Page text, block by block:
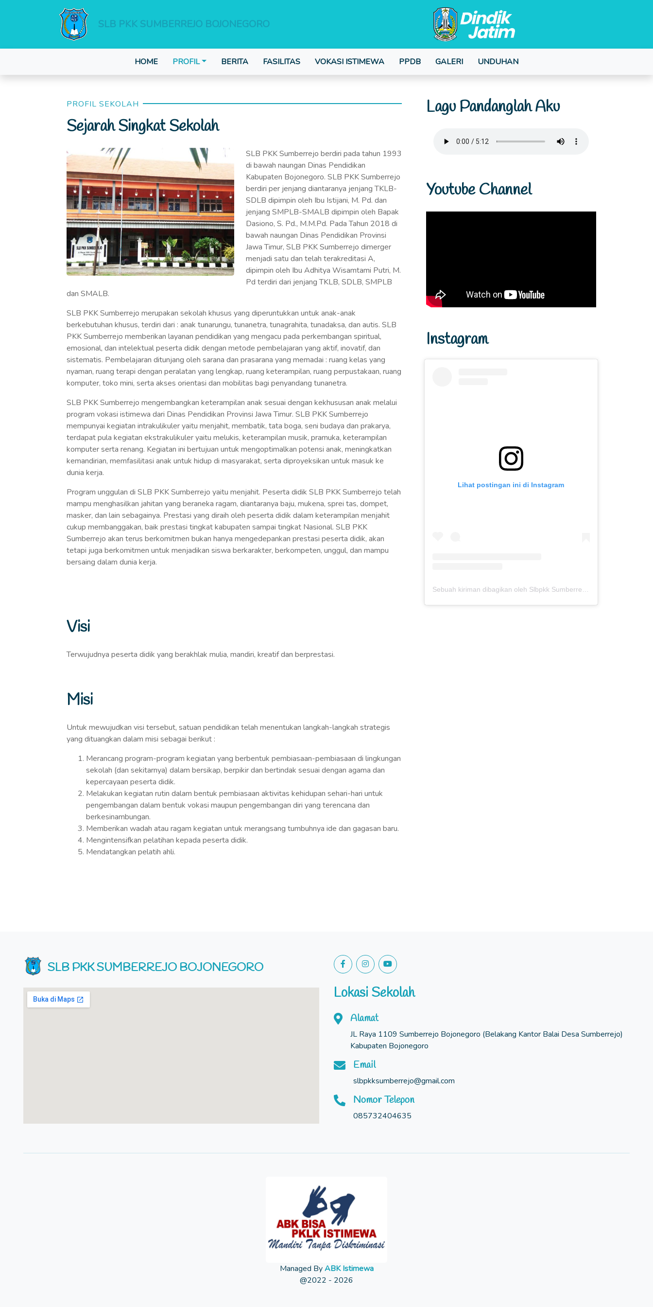
SLB PKK SUMBERREJO BOJONEGORO
HOME PROFIL BERITA FASILITAS VOKASI ISTIMEWA PPDB GALERI UNDUHAN
PROFIL SEKOLAH
Sejarah Singkat Sekolah
SLB PKK Sumberrejo berdiri pada tahun 1993
di bawah naungan Dinas Pendidikan
Kabupaten Bojonegoro. SLB PKK Sumberrejo
berdiri per jenjang diantaranya jenjang TKLB-
SDLB dipimpin oleh Ibu Istijani, M. Pd. dan
jenjang SMPLB-SMALB dipimpin oleh Bapak
Dasiono, S. Pd., M.M.Pd. Pada Tahun 2018 di
bawah naungan Dinas Pendidikan Provinsi
Jawa Timur, SLB PKK Sumberrejo dimerger
menjadi satu dan telah terakreditasi A,
dipimpin oleh Ibu Adhitya Wisamtami Putri, M.
Pd terdiri dari jenjang TKLB, SDLB, SMPLB
dan SMALB.
SLB PKK Sumberrejo merupakan sekolah khusus yang diperuntukkan untuk anak-anak
berkebutuhan khusus, terdiri dari : anak tunarungu, tunanetra, tunagrahita, tunadaksa, dan autis. SLB
PKK Sumberrejo memberikan layanan pendidikan yang mengacu pada perkembangan spiritual,
emosional, dan intelektual peserta didik dengan metode pembelajaran yang aktif, inovatif, dan
sistematis. Pembelajaran ditunjang oleh sarana dan prasarana yang memadai : ruang kelas yang
nyaman, ruang terapi dengan peralatan yang lengkap, ruang keterampilan, ruang perpustakaan, ruang
komputer, toko mini, serta akses orientasi dan mobilitas bagi penyandang tunanetra.
SLB PKK Sumberrejo mengembangkan keterampilan anak sesuai dengan kekhususan anak melalui
program vokasi istimewa dari Dinas Pendidikan Provinsi Jawa Timur. SLB PKK Sumberrejo
mempunyai kegiatan intrakulikuler yaitu menjahit, membatik, tata boga, seni budaya dan prakarya,
terdapat pula kegiatan ekstrakulikuler yaitu melukis, keterampilan musik, pramuka, keterampilan
komputer serta renang. Kegiatan ini bertujuan untuk mengoptimalkan potensi anak, meningkatkan
kemandirian, memfasilitasi anak untuk hidup di masyarakat, serta diproyeksikan untuk masuk ke
dunia kerja.
Program unggulan di SLB PKK Sumberrejo yaitu menjahit. Peserta didik SLB PKK Sumberrejo telah
mampu menghasilkan jahitan yang beraneka ragam, diantaranya baju, mukena, sprei tas, dompet,
masker, dan lain sebagainya. Prestasi yang diraih oleh peserta didik dalam keterampilan menjahit
cukup membanggakan, baik prestasi tingkat kabupaten sampai tingkat Nasional. SLB PKK
Sumberrejo akan terus berkomitmen bukan hanya mengedepankan prestasi peserta didik, akan
tetapi juga berkomitmen untuk menjadikan siswa berkarakter, berkompeten, unggul, dan mampu
bersaing dalam dunia kerja.
Visi
Terwujudnya peserta didik yang berakhlak mulia, mandiri, kreatif dan berprestasi.
Misi
Untuk mewujudkan visi tersebut, satuan pendidikan telah menentukan langkah-langkah strategis
yang dituangkan dalam misi sebagai berikut :
Merancang program-program kegiatan yang berbentuk pembiasaan-pembiasaan di lingkungan
sekolah (dan sekitarnya) dalam bersikap, berpikir dan bertindak sesuai dengan agama dan
kepercayaan peserta didik.
Melakukan kegiatan rutin dalam bentuk pembiasaan aktivitas kehidupan sehari-hari untuk
pengembangan dalam bentuk vokasi maupun pengembangan diri yang terencana dan
berkesinambungan.
Memberikan wadah atau ragam kegiatan untuk merangsang tumbuhnya ide dan gagasan baru.
Mengintensifkan pelatihan kepada peserta didik.
Mendatangkan pelatih ahli.
Lagu Pandanglah Aku
Youtube Channel
Instagram
Lihat postingan ini di Instagram
Sebuah kiriman dibagikan oleh Slbpkk Sumberrejo (@slbpkksbj)
SLB PKK SUMBERREJO BOJONEGORO
Lokasi Sekolah
Alamat
JL Raya 1109 Sumberrejo Bojonegoro (Belakang Kantor Balai Desa Sumberrejo)
Kabupaten Bojonegoro
Email
slbpkksumberrejo@gmail.com
Nomor Telepon
085732404635
Managed ByABK Istimewa
@2022 - 2026